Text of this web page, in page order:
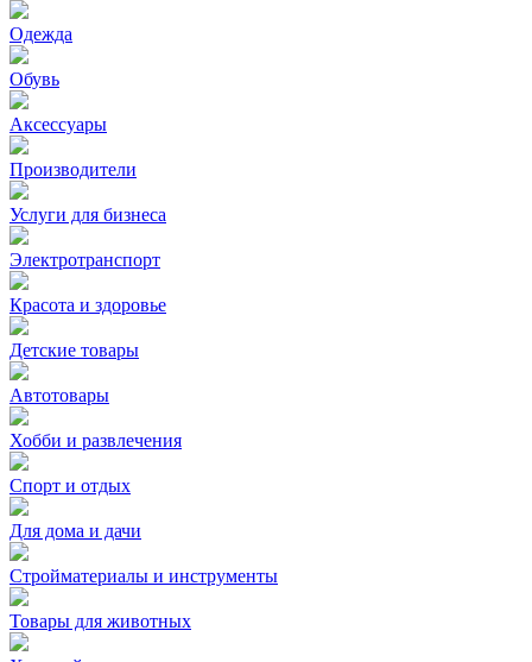
Одежда
Обувь
Аксессуары
Производители
Услуги для бизнеса
Электротранспорт
Красота и здоровье
Детские товары
Автотовары
Хобби и развлечения
Спорт и отдых
Для дома и дачи
Стройматериалы и инструменты
Товары для животных